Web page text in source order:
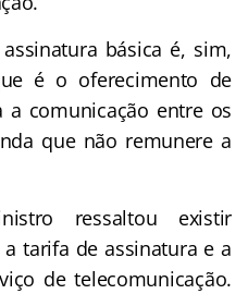
básica é, sim,
é o oferecimento de
a comunicação entre os
que não remunere a
ressaltou existir
tarifa de assinatura e a
de telecomunicação.